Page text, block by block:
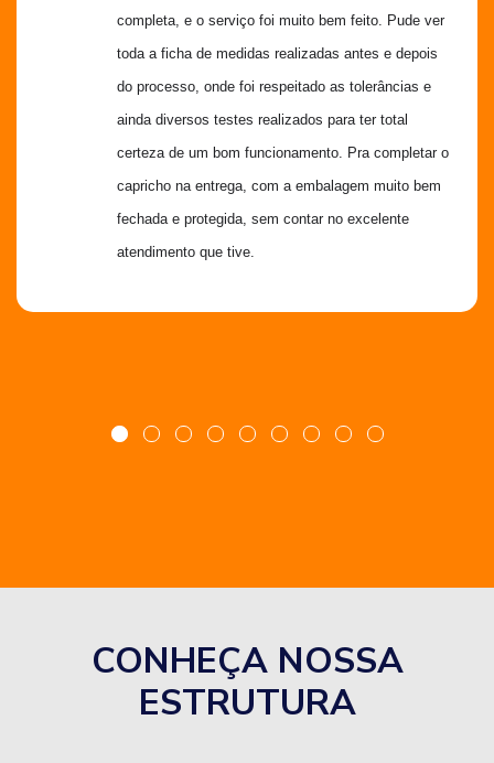
completa, e o serviço foi muito bem feito. Pude ver
toda a ficha de medidas realizadas antes e depois
do processo, onde foi respeitado as tolerâncias e
ainda diversos testes realizados para ter total
certeza de um bom funcionamento. Pra completar o
capricho na entrega, com a embalagem muito bem
fechada e protegida, sem contar no excelente
atendimento que tive.
CONHEÇA NOSSA
ESTRUTURA